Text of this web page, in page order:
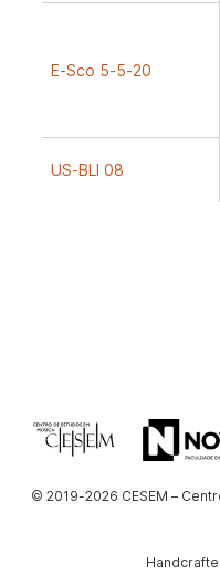
E-Sco 5-5-20
US-BLl 08
© 2019-2026 CESEM –